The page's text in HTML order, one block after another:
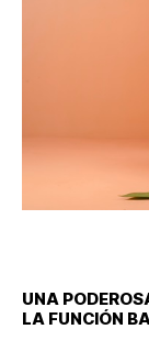
UNA
LA FUNCIÓN